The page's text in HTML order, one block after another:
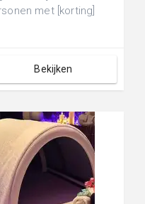
met [korting]
Bekijken